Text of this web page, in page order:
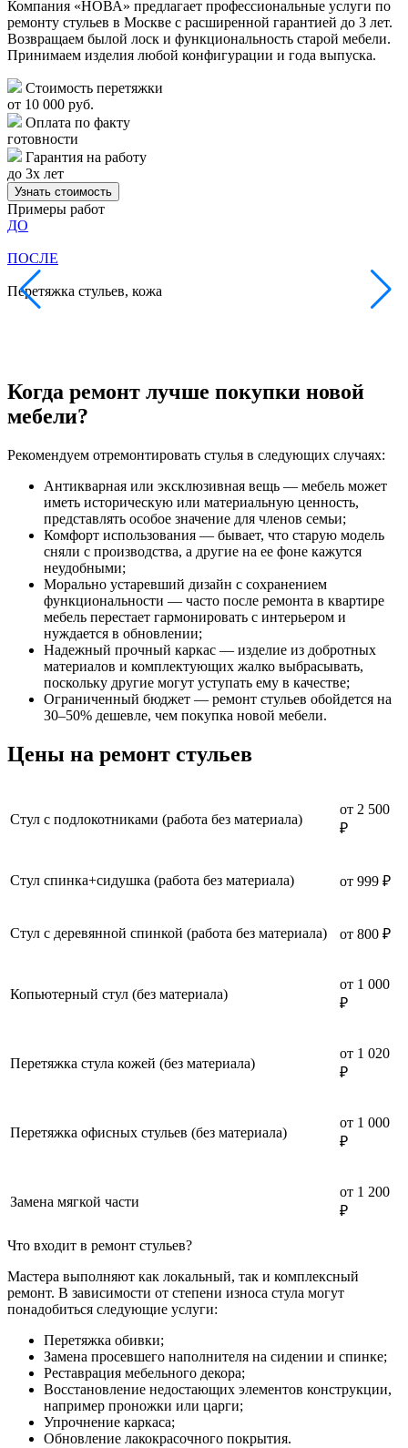
Компания «НОВА» предлагает профессиональные услуги по
ремонту стульев в Москве с расширенной гарантией до 3 лет.
Возвращаем былой лоск и функциональность старой мебели.
Принимаем изделия любой конфигурации и года выпуска.
Стоимость перетяжки
от 10 000 руб.
Оплата по факту
готовности
Гарантия на работу
до 3х лет
Узнать стоимость
Примеры работ
ДО
ПОСЛЕ
Перетяжка стульев, кожа
Когда ремонт лучше покупки новой
мебели?
Рекомендуем отремонтировать стулья в следующих случаях:
Антикварная или эксклюзивная вещь — мебель может
иметь историческую или материальную ценность,
представлять особое значение для членов семьи;
Комфорт использования — бывает, что старую модель
сняли с производства, а другие на ее фоне кажутся
неудобными;
Морально устаревший дизайн с сохранением
функциональности — часто после ремонта в квартире
мебель перестает гармонировать с интерьером и
нуждается в обновлении;
Надежный прочный каркас — изделие из добротных
материалов и комплектующих жалко выбрасывать,
поскольку другие могут уступать ему в качестве;
Ограниченный бюджет — ремонт стульев обойдется на
30–50% дешевле, чем покупка новой мебели.
Цены на ремонт стульев
Стул с подлокотниками (работа без материала)
от 2 500
₽
Стул спинка+сидушка (работа без материала) от 999 ₽
Стул с деревянной спинкой (работа без материала) от 800 ₽
Копьютерный стул (без материала)
от 1 000
₽
Перетяжка стула кожей (без материала)
от 1 020
₽
Перетяжка офисных стульев (без материала)
от 1 000
₽
Замена мягкой части
от 1 200
₽
Что входит в ремонт стульев?
Мастера выполняют как локальный, так и комплексный
ремонт. В зависимости от степени износа стула могут
понадобиться следующие услуги:
Перетяжка обивки;
Замена просевшего наполнителя на сидении и спинке;
Реставрация мебельного декора;
Восстановление недостающих элементов конструкции,
например проножки или царги;
Упрочнение каркаса;
Обновление лакокрасочного покрытия.